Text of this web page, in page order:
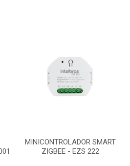
MINICONTROLADOR SMART
ZIGBEE - EZS 222